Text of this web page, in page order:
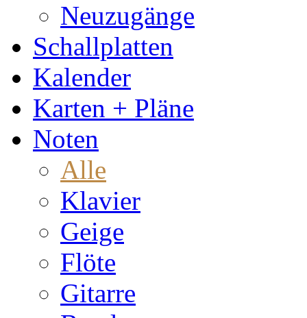
Neuzugänge
Schallplatten
Kalender
Karten + Pläne
Noten
Alle
Klavier
Geige
Flöte
Gitarre